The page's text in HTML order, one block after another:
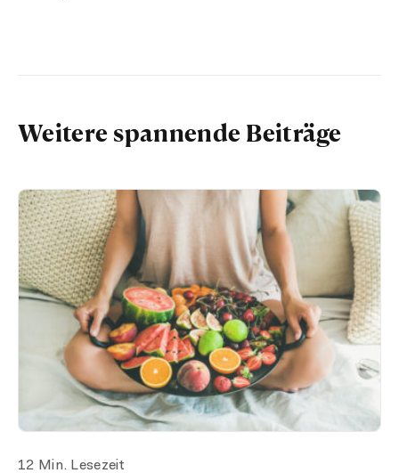
Weitere spannende Beiträge
12 Min. Lesezeit